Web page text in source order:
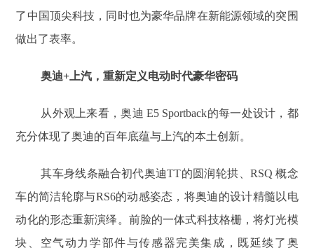
了中国顶尖科技，同时也为豪华品牌在新能源领域的突围
做出了表率。
奥迪+上汽，重新定义电动时代豪华密码
从外观上来看，奥迪 E5 Sportback的每一处设计，都
充分体现了奥迪的百年底蕴与上汽的本土创新。
其车身线条融合初代奥迪TT的圆润轮拱、RSQ 概念
车的简洁轮廓与RS6的动感姿态，将奥迪的设计精髓以电
动化的形态重新演绎。前脸的一体式科技格栅，将灯光模
块、空气动力学部件与传感器完美集成，既延续了奥